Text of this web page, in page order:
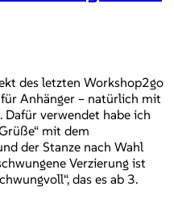
des letzten Workshop2go
Anhänger – natürlich mit
Dafür verwendet habe ich
mit dem
der Stanze nach Wahl
Verzierung ist
das es ab 3.